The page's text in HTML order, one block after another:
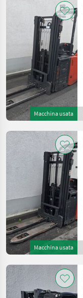
Macchina usata
Macchina usata